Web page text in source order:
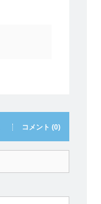
コメント (0)